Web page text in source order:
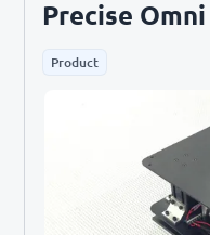
Precise Omni
Product